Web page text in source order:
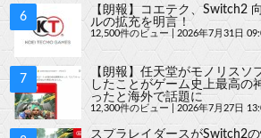
【朗報】コエテク、Switch2
ルの拡充を明言！
12,500件のビュー 2026年7月31日
【朗報】任天堂がモノリスソ
したことがゲーム史上最高の
ったと海外で話題に
12,300件のビュー 2026年7月27日
スプラレイダースがSwitch2